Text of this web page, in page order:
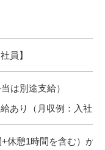
。
開催しています。
しをすることですね。
トレスなく働くことが
働けるという点もとて
をします。
戻って、勤務終了とな
は？
とうございます」「お
て、「佐々木さん、今
員】
は別途支給）
あり（月収例：入社1
+休憩1時間を含む）